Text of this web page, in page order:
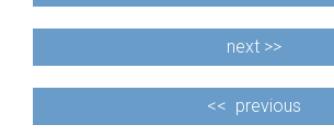
next >>
<< previous